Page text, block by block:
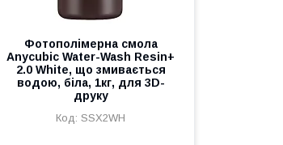
Фотополімерна смола
Anycubic Water-Wash Resin+
2.0 White, що змивається
водою, біла, 1кг, для 3D-
друку
SSX2WH